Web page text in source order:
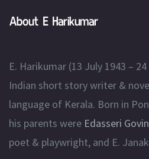
About E Harikumar
E. Harikumar (13 July 1943 –
Indian short story writer &
language of Kerala. Born in
his parents were Edasseri
poet & playwright, and E.